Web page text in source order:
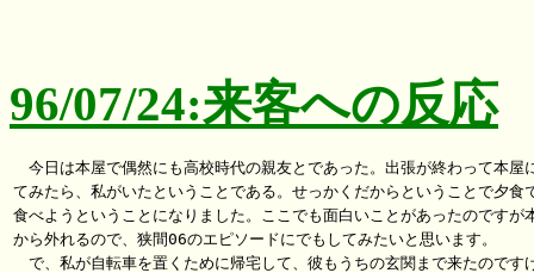
96/07/24:来客への反応
今日は本屋で偶然にも高校時代の親友とであった。出張が終わって本屋
てみたら、私がいたということである。せっかくだからということで夕食
食べようということになりました。ここでも面白いことがあったのですが
から外れるので、狭間06のエピソードにでもしてみたいと思います。
で、私が自転車を置くために帰宅して、彼もうちの玄関まで来たのです